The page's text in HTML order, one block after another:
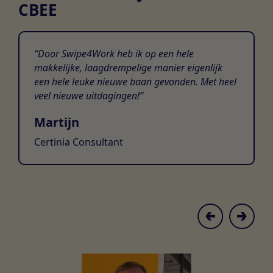
CBEE
Door Swipe4Work heb ik op een hele
makkelijke, laagdrempelige manier eigenlijk
een hele leuke nieuwe baan gevonden. Met heel
veel nieuwe uitdagingen!
Martijn
Certinia Consultant